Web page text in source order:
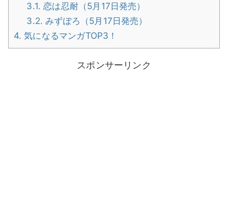
3.1. 恋は忍耐（5月17日発売）
3.2. みずぽろ（5月17日発売）
4. 気になるマンガTOP3！
スポンサーリンク